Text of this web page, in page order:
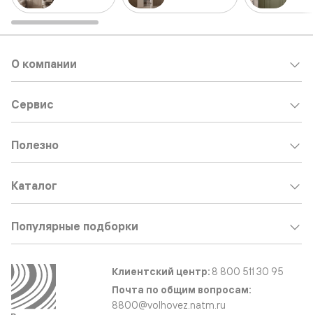
О компании
Сервис
Полезно
Каталог
Популярные подборки
Клиентский центр: 8 800 511 30 95
Почта по общим вопросам:
8800@volhovez.natm.ru